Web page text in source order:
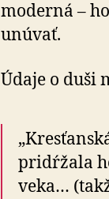
moderná –
unúvať.
Údaje o duši
pridŕžala
veka…